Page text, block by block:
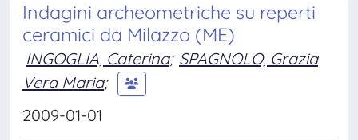
Indagini archeometriche su reperti
ceramici da Milazzo (ME)
INGOGLIA, Caterina; SPAGNOLO, Grazia
Vera Maria;
2009-01-01